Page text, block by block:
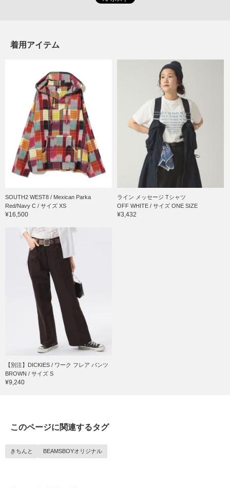
着用アイテム
SOUTH2 WEST8 / Mexican Parka
Red/Navy C / サイズ XS
¥16,500
ライン メッセージ Tシャツ
OFF WHITE / サイズ ONE SIZE
¥3,432
【別注】DICKIES / ワーク フレア パンツ
BROWN / サイズ S
¥9,240
このページに関連するタグ
きちんと BEAMSBOYオリジナル